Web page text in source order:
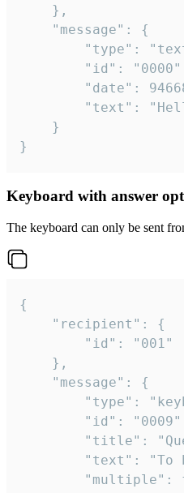
}
Keyboard with answer
The keyboard can only be sent
{